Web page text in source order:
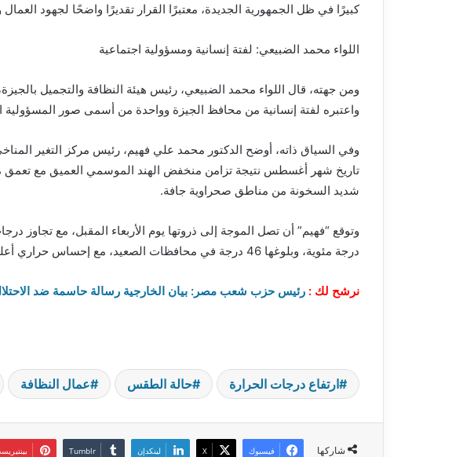
كبيرًا في ظل الجمهورية الجديدة، معتبرًا القرار تقديرًا واضحًا لجهود
اللواء محمد الضبيعي: لفتة إنسانية ومسؤولية اجتماعية
ومن جهته، قال اللواء محمد الضبيعي، رئيس هيئة النظافة والتجميل
واعتبره لفتة إنسانية من محافظ الجيزة وواحدة من أسمى صور المسؤولية
وفي السياق ذاته، أوضح الدكتور محمد علي فهيم، رئيس مركز التغير
تاريخ شهر أغسطس نتيجة تزامن منخفض الهند الموسمي العميق مع تعمق
شديد السخونة من مناطق صحراوية جافة.
درجة مئوية، وبلوغها 46 درجة في محافظات الصعيد، مع إحساس حراري أعلى بدرجتين إلى ثلاث درجات.
نرشح لك : رئيس حزب شعب مصر: بيان الخارجية رسالة حاسمة ضد
ارتفاع درجات الحرارة حالة الطقس عمال النظافة
شاركها فيسبوك ‫X لينكدإن